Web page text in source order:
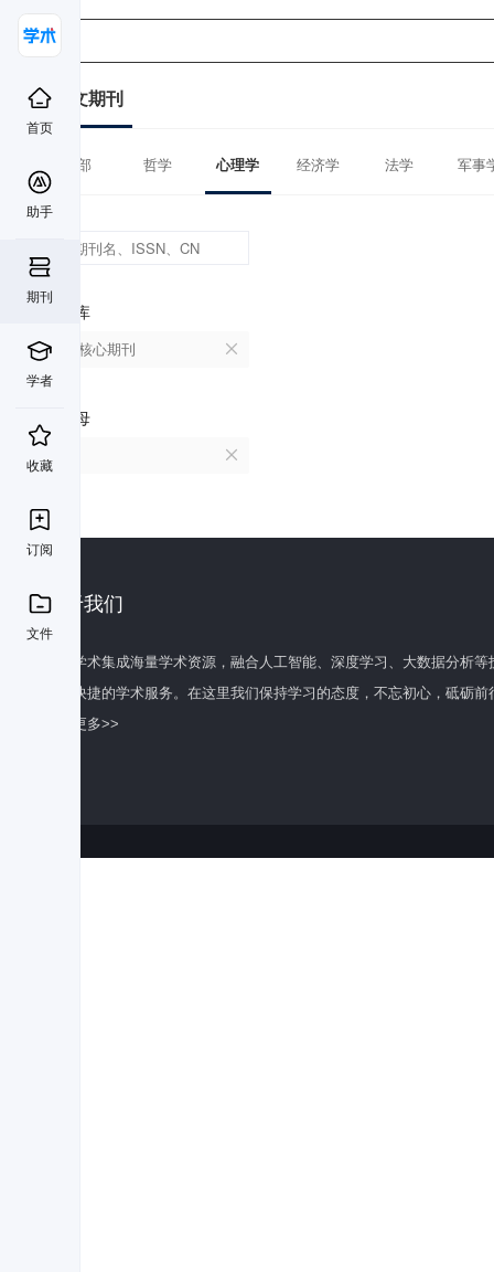
首页
助手
期刊
学者
收藏
订阅
文件
中文期刊
全部 哲学 心理学 经济学 法学 军事
数据库
北大核心期刊
首字母
关于我们
百度学术集成海量学术资源，融合人工智能、深度学习、大数据分析
全面快捷的学术服务。在这里我们保持学习的态度，不忘初心，砥砺前
了解更多>>